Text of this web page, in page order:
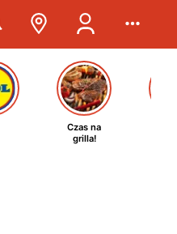
Czas na
grilla!